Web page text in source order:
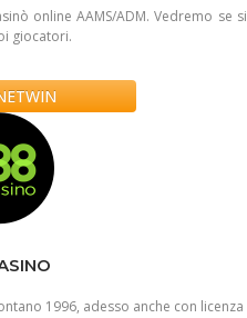
online AAMS/ADM. Vedremo se si
giocatori.
1996, adesso anche con licenza